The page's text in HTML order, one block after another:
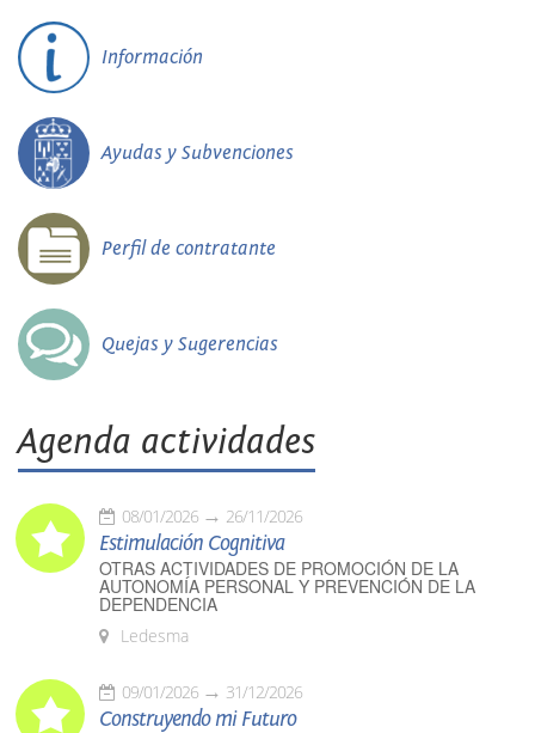
Información
Ayudas y Subvenciones
Perfil de contratante
Quejas y Sugerencias
Agenda actividades
08/01/2026 26/11/2026
Estimulación Cognitiva
OTRAS ACTIVIDADES DE PROMOCIÓN DE LA
AUTONOMÍA PERSONAL Y PREVENCIÓN DE LA
DEPENDENCIA
Ledesma
09/01/2026 31/12/2026
Construyendo mi Futuro